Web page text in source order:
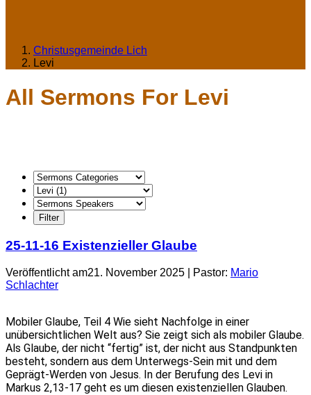
Christusgemeinde Lich
Levi
All Sermons For Levi
25-11-16 Existenzieller Glaube
Veröffentlicht am21. November 2025 | Pastor: Mario
Schlachter
Mobiler Glaube, Teil 4 Wie sieht Nachfolge in einer
unübersichtlichen Welt aus? Sie zeigt sich als mobiler Glaube.
Als Glaube, der nicht “fertig” ist, der nicht aus Standpunkten
besteht, sondern aus dem Unterwegs-Sein mit und dem
Geprägt-Werden von Jesus. In der Berufung des Levi in
Markus 2,13-17 geht es um diesen existenziellen Glauben.